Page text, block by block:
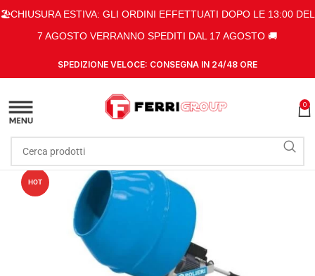
🏖️CHIUSURA ESTIVA: GLI ORDINI EFFETTUATI DOPO LE 13:00 DEL
7 AGOSTO VERRANNO SPEDITI DAL 17 AGOSTO 🚚
SPEDIZIONE VELOCE: CONSEGNA IN 24/48 ORE
0
HOT